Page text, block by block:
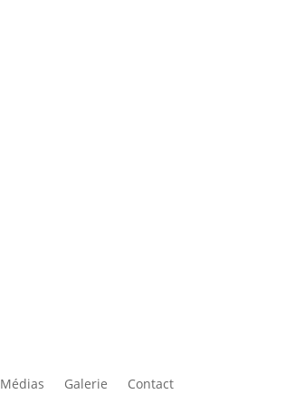
Médias Galerie Contact